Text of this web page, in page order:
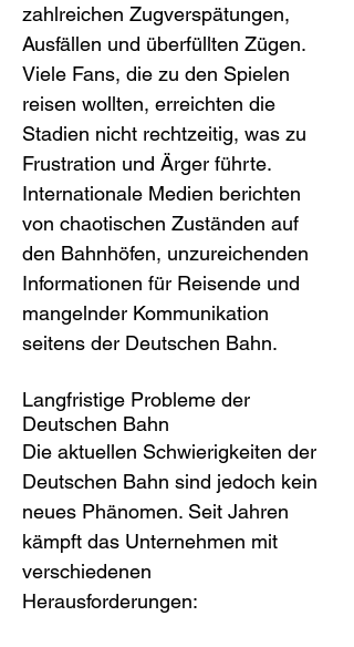
zahlreichen Zugverspätungen,
Ausfällen und überfüllten Zügen.
Viele Fans, die zu den Spielen
reisen wollten, erreichten die
Stadien nicht rechtzeitig, was zu
Frustration und Ärger führte.
Internationale Medien berichten
von chaotischen Zuständen auf
den Bahnhöfen, unzureichenden
Informationen für Reisende und
mangelnder Kommunikation
seitens der Deutschen Bahn.
Langfristige Probleme der
Deutschen Bahn
Die aktuellen Schwierigkeiten der
Deutschen Bahn sind jedoch kein
neues Phänomen. Seit Jahren
kämpft das Unternehmen mit
verschiedenen
Herausforderungen: